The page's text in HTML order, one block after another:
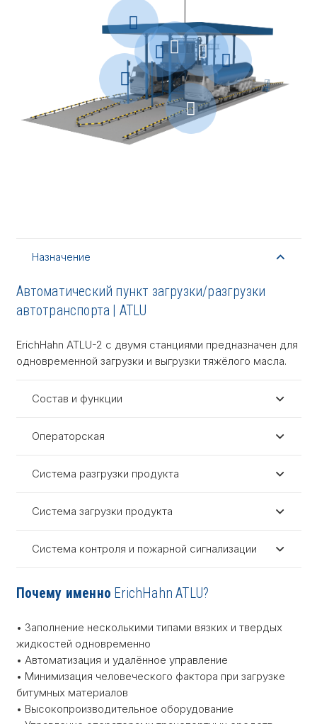
Назначение
Автоматический пункт загрузки/разгрузки
автотранспорта | ATLU
ErichHahn ATLU-2 с двумя станциями предназначен для
одновременной загрузки и выгрузки тяжёлого масла.
Состав и функции
Операторская
Система разгрузки продукта
Система загрузки продукта
Система контроля и пожарной сигнализации
Почему именно ErichHahn ATLU?
• Заполнение несколькими типами вязких и твердых
жидкостей одновременно
• Автоматизация и удалённое управление
• Минимизация человеческого фактора при загрузке
битумных материалов
• Высокопроизводительное оборудование